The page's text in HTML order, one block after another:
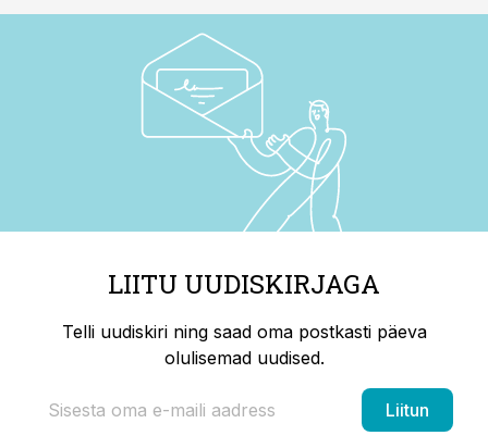
LIITU UUDISKIRJAGA
Telli uudiskiri ning saad oma postkasti päeva
olulisemad uudised.
Liitun